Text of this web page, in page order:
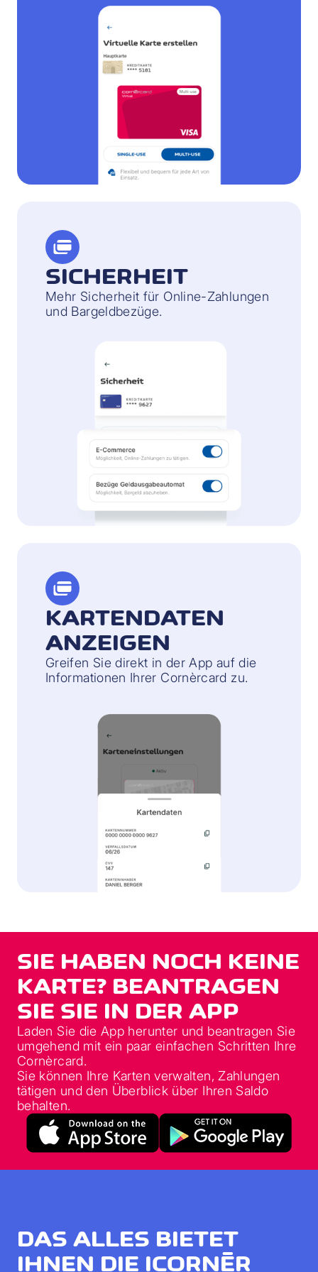
SICHERHEIT
Mehr Sicherheit für Online-Zahlungen
und Bargeldbezüge.
KARTENDATEN
ANZEIGEN
Greifen Sie direkt in der App auf die
Informationen Ihrer Cornèrcard zu.
SIE HABEN NOCH KEINE
KARTE? BEANTRAGEN
SIE SIE IN DER APP
Laden Sie die App herunter und beantragen Sie
umgehend mit ein paar einfachen Schritten Ihre
Cornèrcard.
Sie können Ihre Karten verwalten, Zahlungen
tätigen und den Überblick über Ihren Saldo
behalten.
DAS ALLES BIETET
IHNEN DIE ICORNÈR